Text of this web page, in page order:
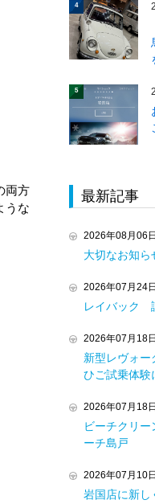
両方
うな
4
5
最新記事
2026年08月06日
大切なお知ら
2026年07月24日
レイバック
2026年07月18日
新型レヴォ
ひご試乗体験
2026年07月18日
ビーチクリ
ーチ島戸
2026年07月10日
岩国店に新し